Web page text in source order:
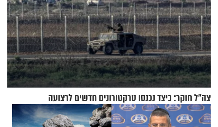
צה"ל חוקר: כיצד נכנסו טרקטורונים חדשים לרצועה